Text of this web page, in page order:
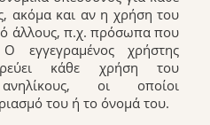
ακόμα και αν η χρήση του
άλλους, π.χ. πρόσωπα που
εγγεγραμένος χρήστης
κάθε χρήση του
οι οποίοι
του ή το όνομά του.